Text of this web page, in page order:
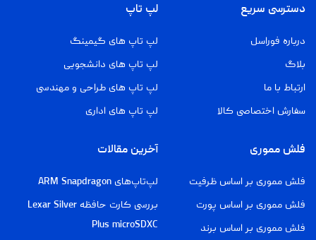
دسترسی سریع
درباره فوراسل
بلاگ
ارتباط با ما
سفارش اختصاصی کالا
لپ تاپ
لپ تاپ های گیمینگ
لپ تاپ های دانشجویی
لپ تاپ های طراحی و مهندسی
لپ تاپ های اداری
فلش مموری
فلش مموری بر اساس ظرفیت
فلش مموری بر اساس پورت
فلش مموری بر اساس برند
آخرین مقالات
لپ‌تاپ‌های ARM Snapdragon
بررسی کارت حافظه Lexar Silver
Plus microSDXC